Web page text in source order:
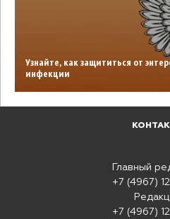
Узнайте, как защититься от
инфекции
Главный
+7 (4967)
+7 (4967)